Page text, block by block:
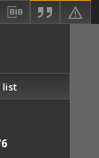
list